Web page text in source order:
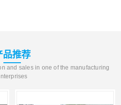
品推荐
and sales in one of the manufacturing